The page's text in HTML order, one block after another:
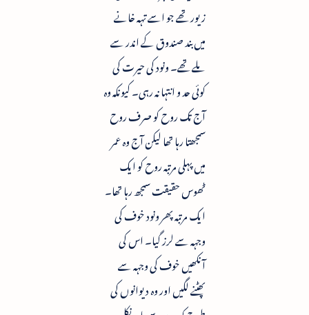
زیور تھے جو اسے تہہ خانے
میں بند صندوق کے اندر سے
ملے تھے۔ ونود کی حیرت کی
کوئی حد و انتہا نہ رہی۔ کیونکہ وہ
آج تک روح کو صرف روح
سمجھتا رہا تھا لیکن آج وہ عمر
میں پہلی مرتبہ روح کو ایک
ٹھوس حقیقت سمجھ رہا تھا۔
ایک مرتبہ پھر ونود خوف کی
وجہہ سے لرز گیا۔ اس کی
آنکھیں خوف کی وجہہ سے
پھٹنے لگیں اور وہ دیوانوں کی